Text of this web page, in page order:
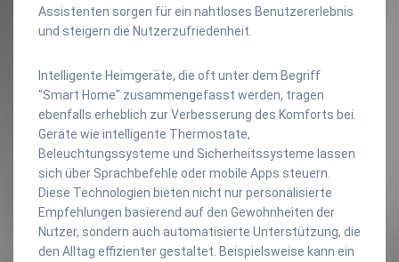
Assistenten sorgen für ein nahtloses Benutzererlebnis
und steigern die Nutzerzufriedenheit.
Intelligente Heimgeräte, die oft unter dem Begriff
"Smart Home" zusammengefasst werden, tragen
ebenfalls erheblich zur Verbesserung des Komforts bei.
Geräte wie intelligente Thermostate,
Beleuchtungssysteme und Sicherheitssysteme lassen
sich über Sprachbefehle oder mobile Apps steuern.
Diese Technologien bieten nicht nur personalisierte
Empfehlungen basierend auf den Gewohnheiten der
Nutzer, sondern auch automatisierte Unterstützung, die
den Alltag effizienter gestaltet. Beispielsweise kann ein